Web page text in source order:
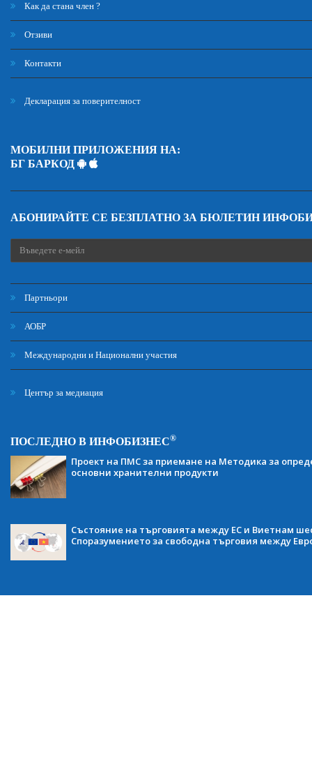
Как да стана член ?
Отзиви
Контакти
Декларация за поверителност
МОБИЛНИ ПРИЛОЖЕНИЯ НА:
БГ БАРКОД
АБОНИРАЙТЕ СЕ БЕЗПЛАТНО ЗА БЮЛЕТИН
Партньори
АОБР
Международни и Национални участия
Център за медиация
ПОСЛЕДНО В ИНФОБИЗНЕС®
Проект на ПМС за приемане на Методика за
основни хранителни продукти
Състояние на търговията между ЕС и Виетнам
Споразумението за свободна търговия между